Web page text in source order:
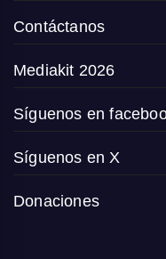
Contáctanos
Mediakit 2026
Síguenos en
Síguenos en X
Donaciones